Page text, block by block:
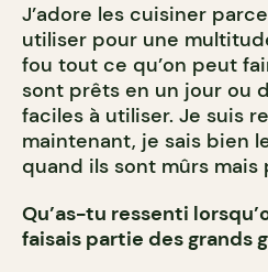
J’adore les cuisiner
utiliser pour une
fou tout ce qu’on peut
sont prêts en un jour ou
faciles à utiliser. Je suis
maintenant, je sais bien
quand ils sont mûrs mais
Qu’as-tu ressenti
faisais partie des grands